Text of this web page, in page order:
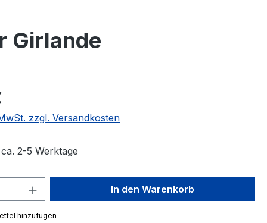
Girlande
zzgl. Versandkosten
2-5 Werktage
Anzahl: Gib den gewünschten Wert
In den Warenkorb
hinzufügen